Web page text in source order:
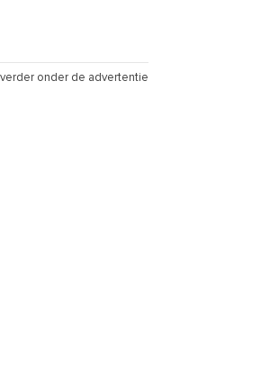
verder onder de advertentie